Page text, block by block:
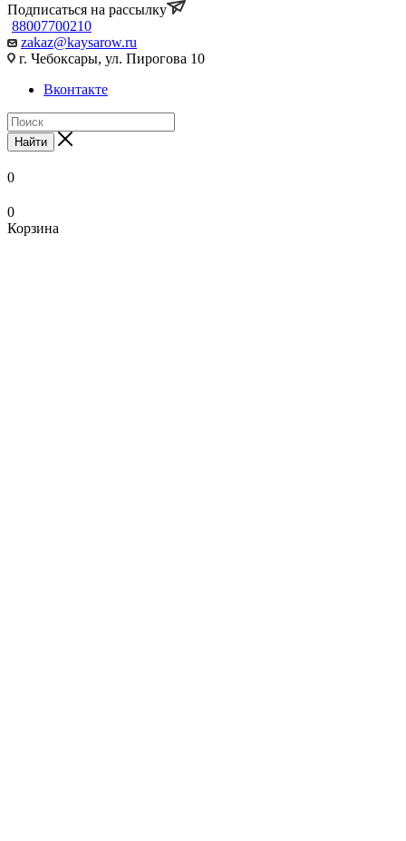
Подписаться на рассылку
88007700210
zakaz@kaysarow.ru
г. Чебоксары, ул. Пирогова 10
Вконтакте
Найти
0
0
Корзина